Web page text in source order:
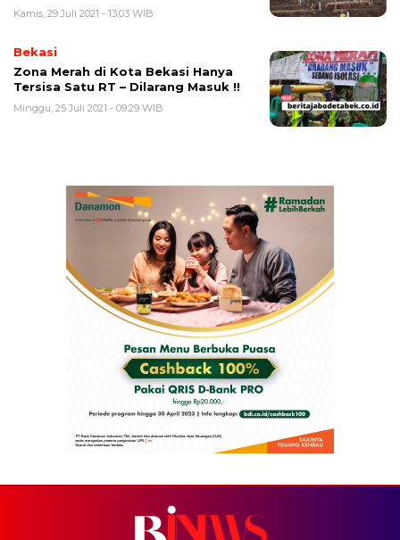
Kamis, 29 Juli 2021 - 13:03 WIB
Bekasi
Zona Merah di Kota Bekasi Hanya
Tersisa Satu RT – Dilarang Masuk !!
Minggu, 25 Juli 2021 - 09:29 WIB